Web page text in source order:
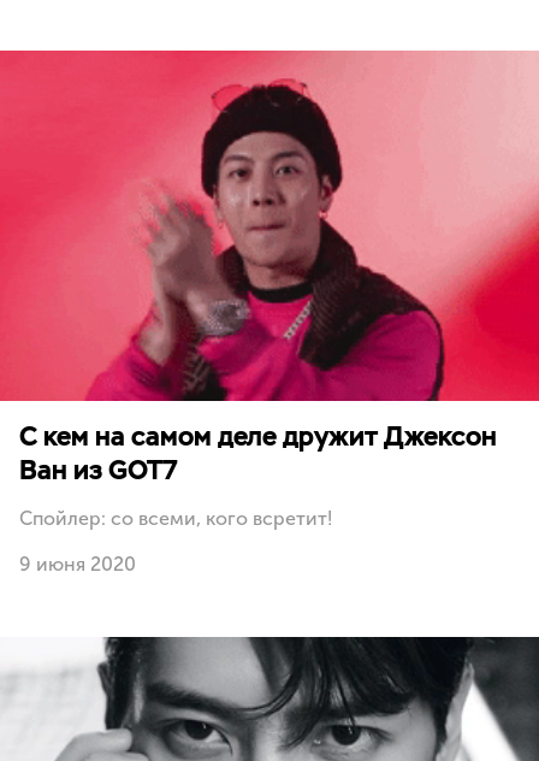
С кем на самом деле дружит Джексон
Ван из GOT7
Спойлер: со всеми, кого всретит!
9 июня 2020